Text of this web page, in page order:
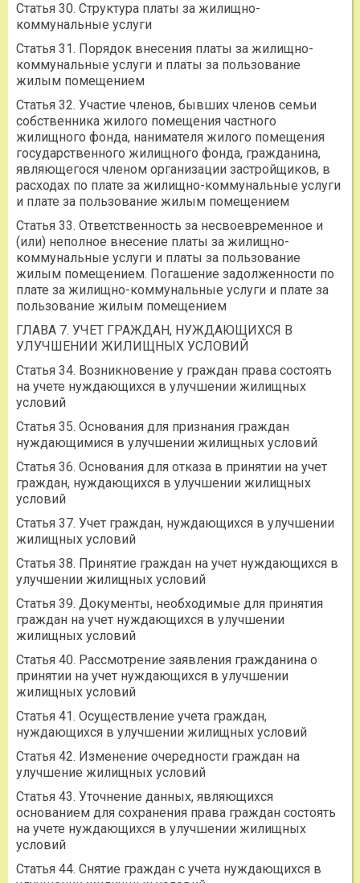
Статья 30. Структура платы за жилищно-
коммунальные услуги
Статья 31. Порядок внесения платы за жилищно-
коммунальные услуги и платы за пользование
жилым помещением
Статья 32. Участие членов, бывших членов семьи
собственника жилого помещения частного
жилищного фонда, нанимателя жилого помещения
государственного жилищного фонда, гражданина,
являющегося членом организации застройщиков, в
расходах по плате за жилищно-коммунальные услуги
и плате за пользование жилым помещением
Статья 33. Ответственность за несвоевременное и
(или) неполное внесение платы за жилищно-
коммунальные услуги и платы за пользование
жилым помещением. Погашение задолженности по
плате за жилищно-коммунальные услуги и плате за
пользование жилым помещением
ГЛАВА 7. УЧЕТ ГРАЖДАН, НУЖДАЮЩИХСЯ В
УЛУЧШЕНИИ ЖИЛИЩНЫХ УСЛОВИЙ
Статья 34. Возникновение у граждан права состоять
на учете нуждающихся в улучшении жилищных
условий
Статья 35. Основания для признания граждан
нуждающимися в улучшении жилищных условий
Статья 36. Основания для отказа в принятии на учет
граждан, нуждающихся в улучшении жилищных
условий
Статья 37. Учет граждан, нуждающихся в улучшении
жилищных условий
Статья 38. Принятие граждан на учет нуждающихся в
улучшении жилищных условий
Статья 39. Документы, необходимые для принятия
граждан на учет нуждающихся в улучшении
жилищных условий
Статья 40. Рассмотрение заявления гражданина о
принятии на учет нуждающихся в улучшении
жилищных условий
Статья 41. Осуществление учета граждан,
нуждающихся в улучшении жилищных условий
Статья 42. Изменение очередности граждан на
улучшение жилищных условий
Статья 43. Уточнение данных, являющихся
основанием для сохранения права граждан состоять
на учете нуждающихся в улучшении жилищных
условий
Статья 44. Снятие граждан с учета нуждающихся в